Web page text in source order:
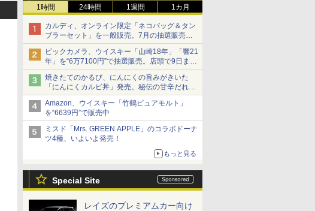
1時間 24時間 1週間 1カ月
カルディ、オンライン限定「ネコバッグ＆タン
ブラーセット」を一般販売。7月の抽選販売の
当選無効分
ビックカメラ、ウイスキー「山崎18年」「響21
年」を“6万7100円”で抽選販売。店頭で9日まで
受付
焼きたてのかるび、にんにくの旨みがきいた
「にんにくカルビ丼」発売。秘伝の甘辛だれを
絡めた「豚カルビ丼」も復活
Amazon、ウイスキー「竹鶴ピュアモルト」
を“6639円”で販売中
ミスド「Mrs. GREEN APPLE」のコラボドーナ
ツ4種、いよいよ発売！
もっと見る
Special Site
レイズのプレミアムカー向け